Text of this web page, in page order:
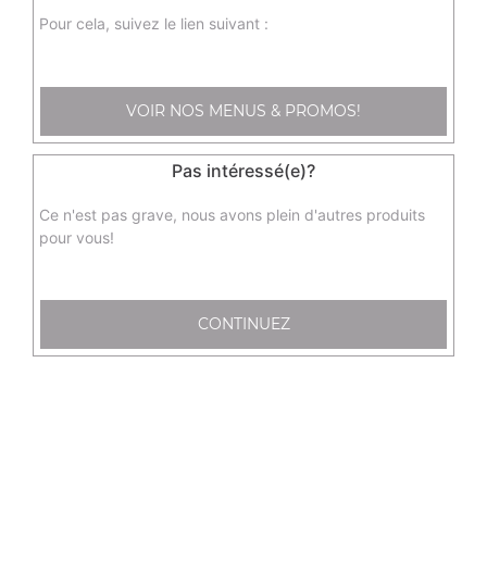
E22 - assortiment frits
8.00€
S9 - feuilles de salade pour nems
0.50€
2.20 €
Pour cela, suivez le lien suivant :
VOIR NOS MENUS & PROMOS!
Pas intéressé(e)?
Ce n'est pas grave, nous avons plein d'autres produits
pour vous!
CONTINUEZ